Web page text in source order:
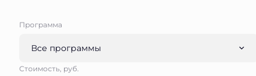
Программа
Все программы
Стоимость, руб.